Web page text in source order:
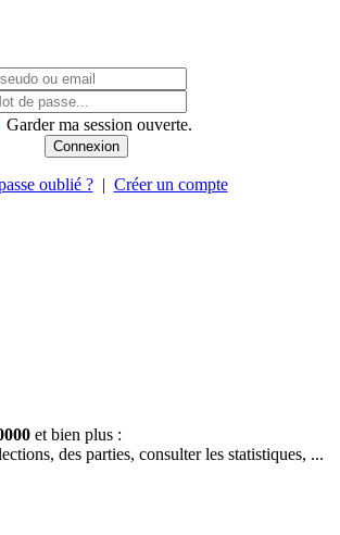
Garder ma session ouverte.
oublié ?| Créer un compte
et bien plus :
des parties, consulter les statistiques, ...